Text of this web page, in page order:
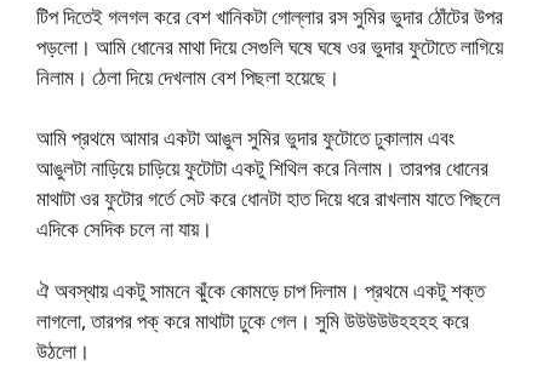
টিপ দিতেই গলগল করে বেশ খানিকটা গোল্লার রস সুমির ভুদার ঠোঁটের উপর
পড়লো। আমি ধোনের মাথা দিয়ে সেগুলি ঘষে ঘষে ওর ভুদার ফুটোতে লাগিয়ে
নিলাম। ঠেলা দিয়ে দেখলাম বেশ পিছলা হয়েছে।
আমি প্রথমে আমার একটা আঙুল সুমির ভুদার ফুটোতে ঢুকালাম এবং
আঙুলটা নাড়িয়ে চাড়িয়ে ফুটোটা একটু শিথিল করে নিলাম। তারপর ধোনের
মাথাটা ওর ফুটোর গর্তে সেট করে ধোনটা হাত দিয়ে ধরে রাখলাম যাতে পিছলে
এদিকে সেদিক চলে না যায়।
ঐ অবস্থায় একটু সামনে ঝুঁকে কোমড়ে চাপ দিলাম। প্রথমে একটু শক্ত
লাগলো, তারপর পক্ করে মাথাটা ঢুকে গেল। সুমি উউউউউহহহহ করে
উঠলো।